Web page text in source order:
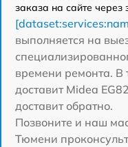
заказа на сайте через
выполняется на
времени ремонта. В
доставит Midea
доставит обратно.
Позвоните и наш
Тюмени